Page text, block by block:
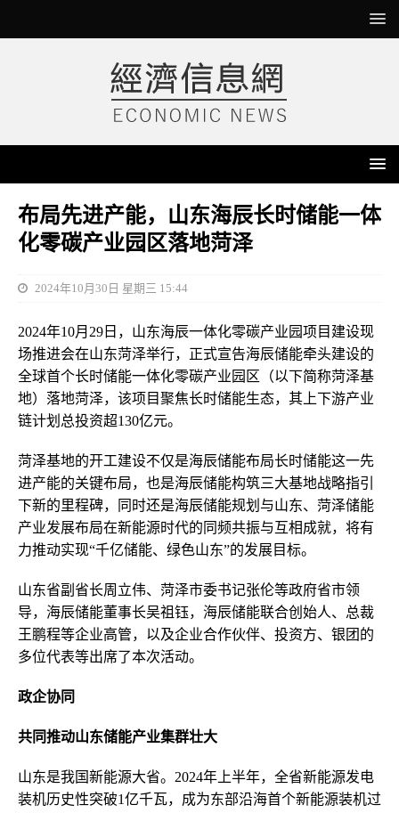
布局先进产能，山东海辰长时储能一体
化零碳产业园区落地菏泽
2024年10月30日 星期三 15:44
2024年10月29日，山东海辰一体化零碳产业园项目建设现
场推进会在山东菏泽举行，正式宣告海辰储能牵头建设的
全球首个长时储能一体化零碳产业园区（以下简称菏泽基
地）落地菏泽，该项目聚焦长时储能生态，其上下游产业
链计划总投资超130亿元。
菏泽基地的开工建设不仅是海辰储能布局长时储能这一先
进产能的关键布局，也是海辰储能构筑三大基地战略指引
下新的里程碑，同时还是海辰储能规划与山东、菏泽储能
产业发展布局在新能源时代的同频共振与互相成就，将有
力推动实现“千亿储能、绿色山东”的发展目标。
山东省副省长周立伟、菏泽市委书记张伦等政府省市领
导，海辰储能董事长吴祖钰，海辰储能联合创始人、总裁
王鹏程等企业高管，以及企业合作伙伴、投资方、银团的
多位代表等出席了本次活动。
政企协同
共同推动山东储能产业集群壮大
山东是我国新能源大省。2024年上半年，全省新能源发电
装机历史性突破1亿千瓦，成为东部沿海首个新能源装机过